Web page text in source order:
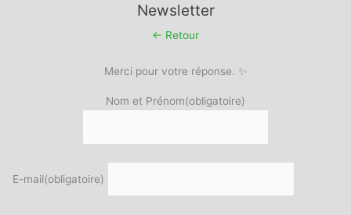
Newsletter
← Retour
Merci pour votre réponse. ✨
Nom et Prénom(obligatoire)
E-mail(obligatoire)